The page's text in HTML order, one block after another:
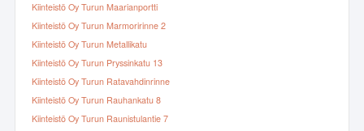
Kiinteistö Oy Turun Maarianportti
Kiinteistö Oy Turun Marmoririnne 2
Kiinteistö Oy Turun Metallikatu
Kiinteistö Oy Turun Pryssinkatu 13
Kiinteistö Oy Turun Ratavahdinrinne
Kiinteistö Oy Turun Rauhankatu 8
Kiinteistö Oy Turun Raunistulantie 7